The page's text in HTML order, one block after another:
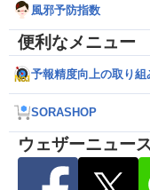
風邪予防指数
便利なメニュー
予報精度向上の取り組
SORASHOP
ウェザーニュー